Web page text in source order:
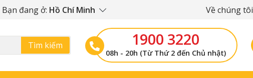
Bạn đang ở: Hồ Chí Minh Về chúng tôi
Tìm kiếm 1900 3220
08h - 20h (Từ Thứ 2 đến Chủ nhật)